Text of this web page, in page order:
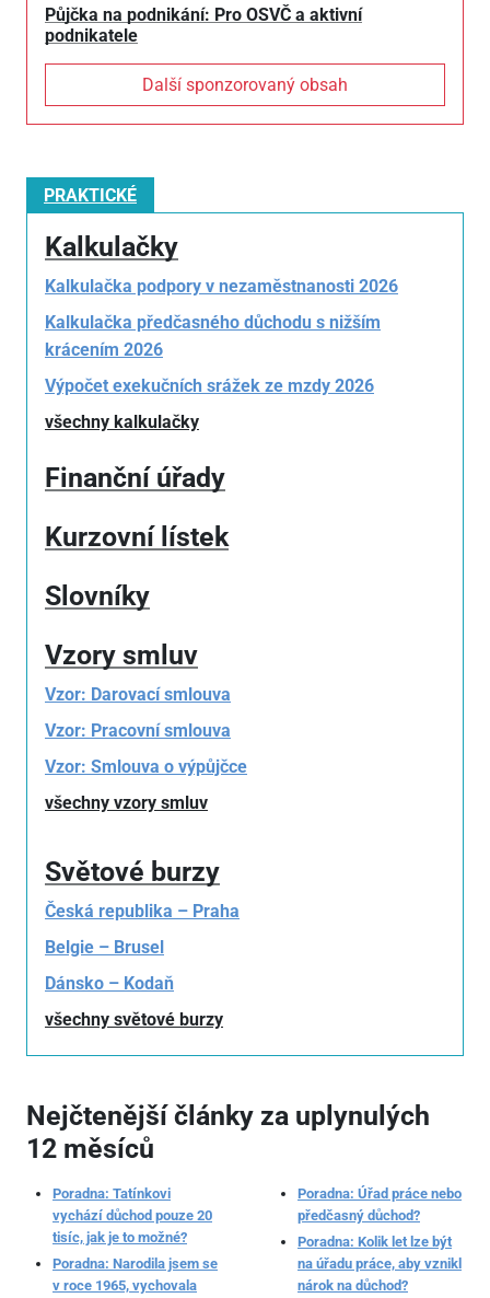
Půjčka na podnikání: Pro OSVČ a aktivní
podnikatele
Další sponzorovaný obsah
PRAKTICKÉ
Kalkulačky
Kalkulačka podpory v nezaměstnanosti 2026
Kalkulačka předčasného důchodu s nižším
krácením 2026
Výpočet exekučních srážek ze mzdy 2026
všechny kalkulačky
Finanční úřady
Kurzovní lístek
Slovníky
Vzory smluv
Vzor: Darovací smlouva
Vzor: Pracovní smlouva
Vzor: Smlouva o výpůjčce
všechny vzory smluv
Světové burzy
Česká republika – Praha
Belgie – Brusel
Dánsko – Kodaň
všechny světové burzy
Nejčtenější články za uplynulých
12 měsíců
Poradna: Tatínkovi
vychází důchod pouze 20
tisíc, jak je to možné?
Poradna: Narodila jsem se
v roce 1965, vychovala
Poradna: Úřad práce nebo
předčasný důchod?
Poradna: Kolik let lze být
na úřadu práce, aby vznikl
nárok na důchod?